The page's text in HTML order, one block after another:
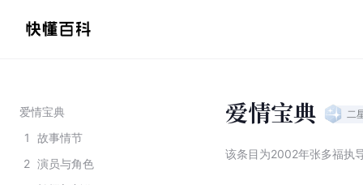
爱情宝典
1
故事情节
2 演员与角色
爱情宝典 二
该条目为2002年张多福执